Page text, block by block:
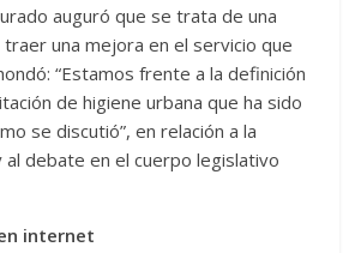
auguró que se trata de una
traer una mejora en el servicio que
“Estamos frente a la definición
de higiene urbana que ha sido
se discutió”, en relación a la
al debate en el cuerpo legislativo
internet